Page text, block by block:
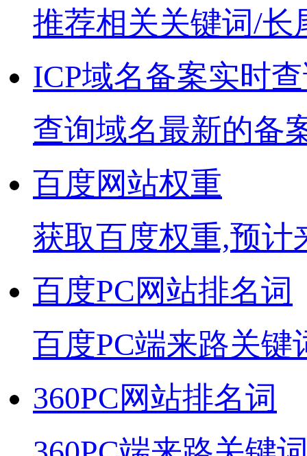
推荐相关关键词/长
ICP域名备案实时
查询域名最新的备
百度网站权重
获取百度权重,预计
百度PC网站排名词
百度PC端来路关键
360PC网站排名词